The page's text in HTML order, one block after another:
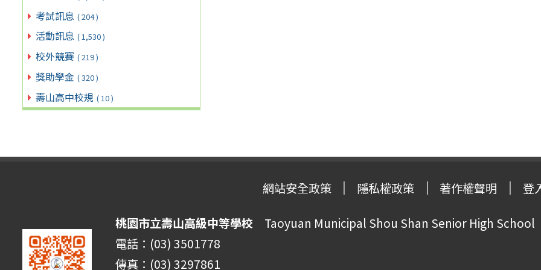
考試訊息 ( 204 )
活動訊息 ( 1,530 )
校外競賽 ( 219 )
獎助學金 ( 320 )
壽山高中校規 ( 10 )
網站安全政策 隱私權政策 著作權聲明 登
桃園市立壽山高級中等學校 Taoyuan Municipal Shou Shan Senior High School
電話：(03) 3501778
傳真：(03) 3297861